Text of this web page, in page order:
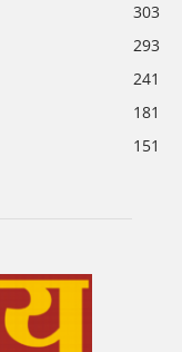
303
293
241
181
151